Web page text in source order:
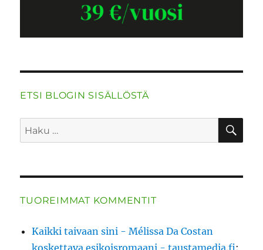
ETSI BLOGIN SISÄLLÖSTÄ
Etsi:
TUOREIMMAT KOMMENTIT
Kaikki taivaan sini - Mélissa Da Costan